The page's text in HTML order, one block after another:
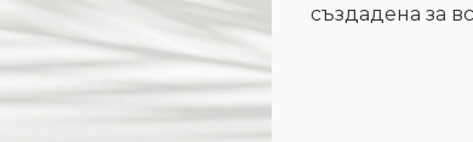
създадена за